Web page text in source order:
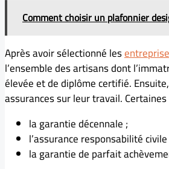
Comment choisir un plafonnier
Après avoir sélectionné les
l’ensemble des artisans dont
élevée et de diplôme certifié.
assurances sur leur travail.
la garantie décennale ;
l’assurance responsabilité
la garantie de parfait